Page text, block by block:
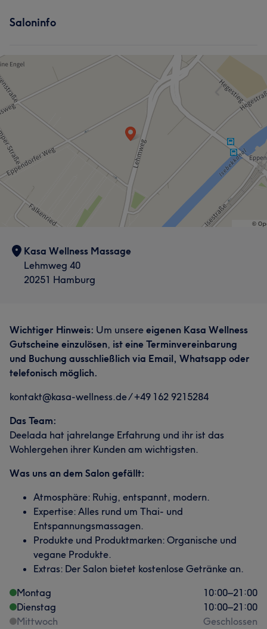
Saloninfo
Kasa Wellness Massage
Lehmweg 40
20251 Hamburg
Wichtiger Hinweis: Um unsere eigenen Kasa Wellness
Gutscheine einzulösen, ist eine Terminvereinbarung
und Buchung ausschließlich via Email, Whatsapp oder
telefonisch möglich.
​kontakt@kasa-wellness.de / +49 162 9215284
Das Team:
Deelada hat jahrelange Erfahrung und ihr ist das
Wohlergehen ihrer Kunden am wichtigsten.
Was uns an dem Salon gefällt:
Atmosphäre: Ruhig, entspannt, modern.
Expertise: Alles rund um Thai- und
Entspannungsmassagen.
Produkte und Produktmarken: Organische und
vegane Produkte.
Extras: Der Salon bietet kostenlose Getränke an.
Montag
10:00–21:00
Dienstag
10:00–21:00
Mittwoch
Geschlossen